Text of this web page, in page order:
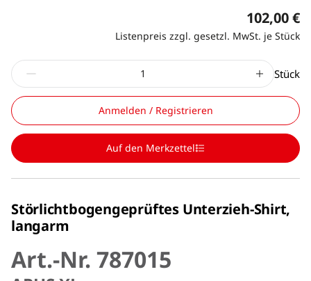
102,00 €
Listenpreis zzgl. gesetzl. MwSt. je Stück
Stück
Anmelden / Registrieren
Auf den Merkzettel
Störlichtbogengeprüftes Unterzieh-Shirt,
langarm
Art.-Nr. 787015